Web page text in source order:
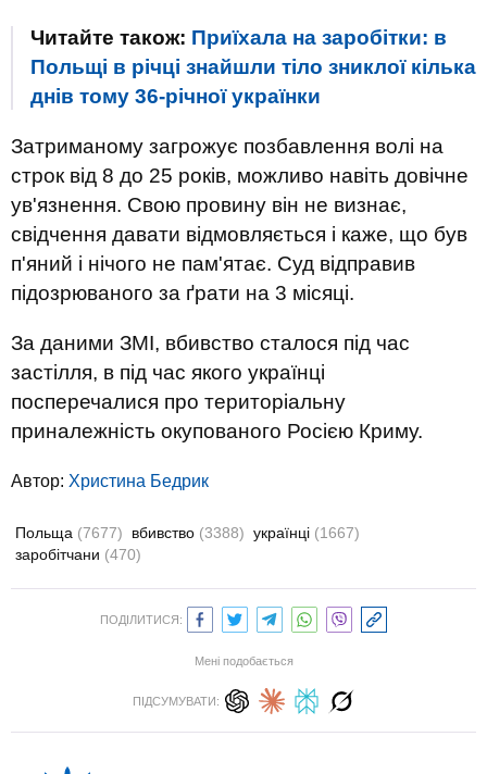
Читайте також: Приїхала на заробітки: в
Польщі в річці знайшли тіло зниклої кілька
днів тому 36-річної українки
Затриманому загрожує позбавлення волі на
строк від 8 до 25 років, можливо навіть довічне
ув'язнення. Свою провину він не визнає,
свідчення давати відмовляється і каже, що був
п'яний і нічого не пам'ятає. Суд відправив
підозрюваного за ґрати на 3 місяці.
За даними ЗМІ, вбивство сталося під час
застілля, в під час якого українці
посперечалися про територіальну
приналежність окупованого Росією Криму.
Автор: Христина Бедрик
Польща (7677) вбивство (3388) українці (1667)
заробітчани (470)
ПОДІЛИТИСЯ:
Мені подобається
ПІДСУМУВАТИ: